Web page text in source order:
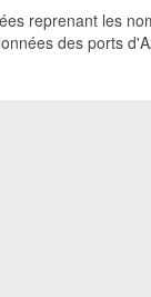
reprenant les
des ports